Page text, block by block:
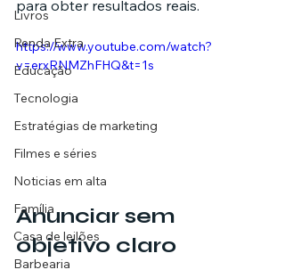
Livros
Renda Extra
Educação
Tecnologia
Estratégias de marketing
Filmes e séries
Noticias em alta
Família
Casa de leilões
Barbearia
para obter resultados reais.
https://www.youtube.com/watch?
v=erxRNMZhFHQ&t=1s
Anunciar sem
objetivo claro